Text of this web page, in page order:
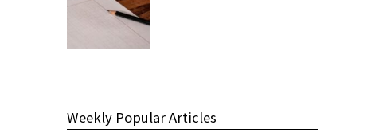
Weekly Popular Articles